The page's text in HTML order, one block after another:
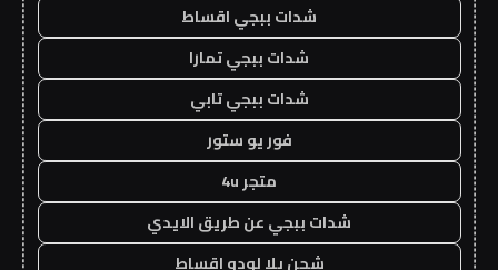
شدات ببجي اقساط
شدات ببجي تمارا
شدات ببجي تابي
فور يو ستور
متجر 4u
شدات ببجي عن طريق الايدي
شحن يلا لودو اقساط